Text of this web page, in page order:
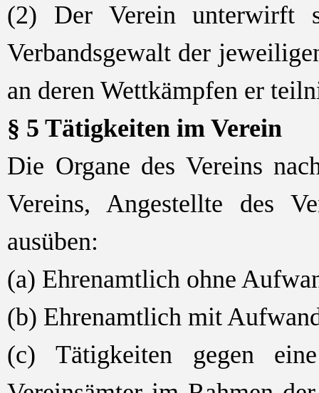
(2) Der Verein unterwirft
Verbandsgewalt der
an deren Wettkämpfen er
§ 5 Tätigkeiten im Verein
Die Organe des Vereins
Vereins, Angestellte des
ausüben:
(a) Ehrenamtlich ohne
(b) Ehrenamtlich mit
(c) Tätigkeiten gegen